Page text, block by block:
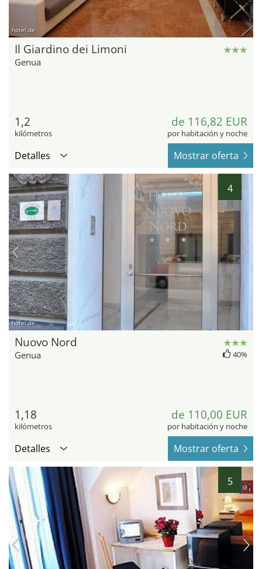
hotel.de
Il Giardino dei Limoni
Genua
1,2
kilómetros
de 116,82 EUR
por habitación y noche
Detalles Mostrar oferta
4
hotel.de
Nuovo Nord
Genua 40%
1,18
kilómetros
de 110,00 EUR
por habitación y noche
Detalles Mostrar oferta
5